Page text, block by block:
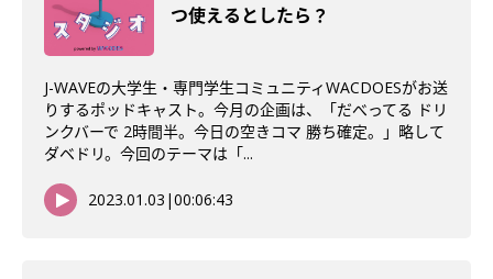
つ使えるとしたら？
J-WAVEの大学生・専門学生コミュニティWACDOESがお送
りするポッドキャスト。今月の企画は、「だべってる ドリ
ンクバーで 2時間半。今日の空きコマ 勝ち確定。」略して
ダベドリ。今回のテーマは「...
2023.01.03 |00:06:43